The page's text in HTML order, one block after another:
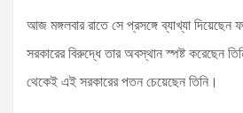
আজ মঙ্গলবার রাতে সে প্রসঙ্গে ব্যাখ্যা
সরকারের বিরুদ্ধে তার অবস্থান স্পষ্ট করেছেন
থেকেই এই সরকারের পতন চেয়েছেন তিনি।